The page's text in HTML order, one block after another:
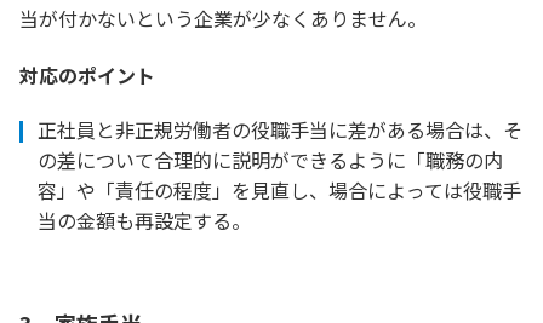
当が付かないという企業が少なくありません。
対応のポイント
正社員と非正規労働者の役職手当に差がある場合は、そ
の差について合理的に説明ができるように「職務の内
容」や「責任の程度」を見直し、場合によっては役職手
当の金額も再設定する。